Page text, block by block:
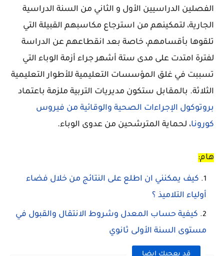
الفصلين الدراسيين الأول و الثاني من السنة الدراسية
الجارية، لتمكينهم من استرجاع مكاسبهم القبيلة التي
تلقوها بأقسامهم، خاصة بعد انقطاعهم عن الدراسة
لفترة امتدت على مدى ستة أشهر جراء أزمة الوباء التي
تسببت في غلق المؤسسات التعليمية للأطوار التعليمية
الثلاثة. بالمقابل ستكون مديريات التربية ملزمة باعتماد
بروتوكول الإجراءات الصحية والوقائية من فيروس
كورونا، لحماية المترشحين من عدوى الوباء.
هام:
كيف يمكنني ان اطلع على النتائج من خلال فضاء
أولياء التلاميذ ؟
كيفية حساب المعدل وشروط الانتقال والقبول في
مستوى السنة الأولى ثانوي
قد يعجبك ايضا